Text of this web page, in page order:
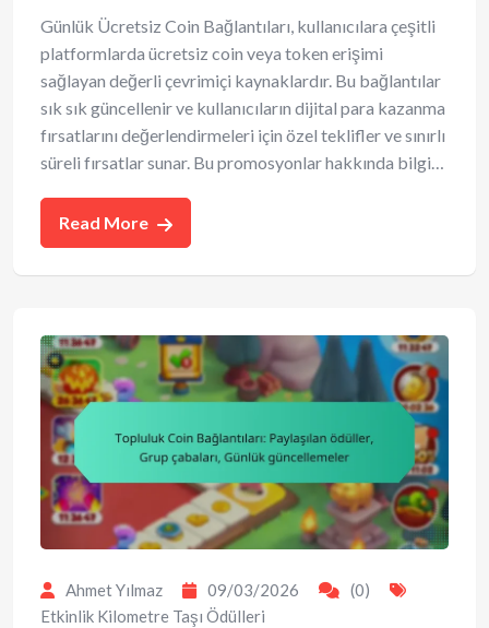
Günlük Ücretsiz Coin Bağlantıları, kullanıcılara çeşitli
platformlarda ücretsiz coin veya token erişimi
sağlayan değerli çevrimiçi kaynaklardır. Bu bağlantılar
sık sık güncellenir ve kullanıcıların dijital para kazanma
fırsatlarını değerlendirmeleri için özel teklifler ve sınırlı
süreli fırsatlar sunar. Bu promosyonlar hakkında bilgi…
Read More
Ahmet Yılmaz 09/03/2026
(0)
Etkinlik Kilometre Taşı Ödülleri